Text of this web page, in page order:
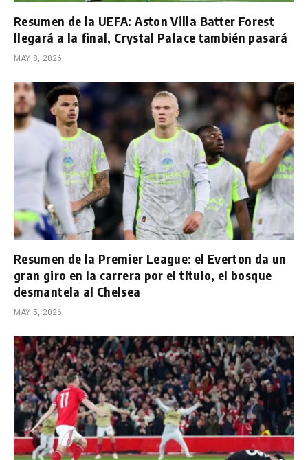
Resumen de la UEFA: Aston Villa Batter Forest
llegará a la final, Crystal Palace también pasará
MAY 8, 2026
Resumen de la Premier League: el Everton da un
gran giro en la carrera por el título, el bosque
desmantela al Chelsea
MAY 5, 2026